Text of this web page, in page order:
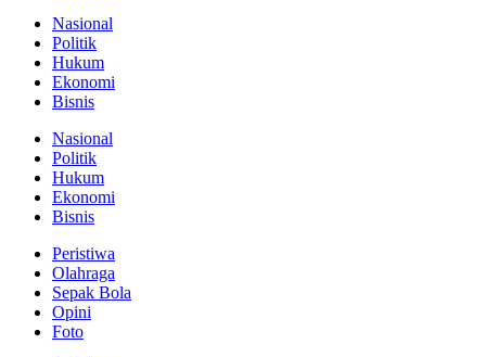
Nasional
Politik
Hukum
Ekonomi
Bisnis
Nasional
Politik
Hukum
Ekonomi
Bisnis
Peristiwa
Olahraga
Sepak Bola
Opini
Foto